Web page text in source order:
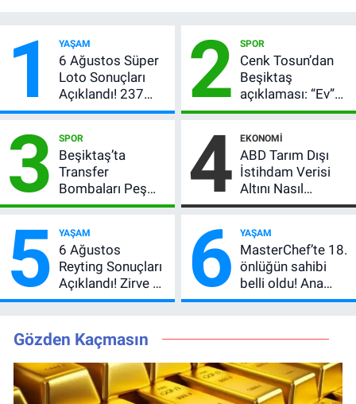
1 YAŞAM
6 Ağustos Süper
Loto Sonuçları
Açıklandı! 237
Milyon TL’lik
2 SPOR
Cenk Tosun’dan
Beşiktaş
açıklaması: “Ev”
dedi, asıl mesajı
verdi
3 SPOR
Beşiktaş’ta
Transfer
Bombaları Peş
Peşe! Adalı
Açıkladı, 5 Yıldız
Daha Listede
4 EKONOMI
ABD Tarım Dışı
İstihdam Verisi
Altını Nasıl
Etkiler? Çok Basit
5 YAŞAM
6 Ağustos
Reyting Sonuçları
Açıklandı! Zirve El
Değiştirdi:
MasterChef'i
Geride Bıraktı
6 YAŞAM
MasterChef’te 18.
önlüğün sahibi
belli oldu! Ana
kadroya giren
Gözden Kaçmasın